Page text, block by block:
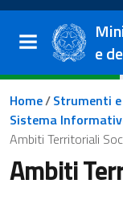
Salta al contenuto
Vai al footer
e
Briciole di
Home/Strumenti
Sistema
Ambiti Territoriali
Ambiti